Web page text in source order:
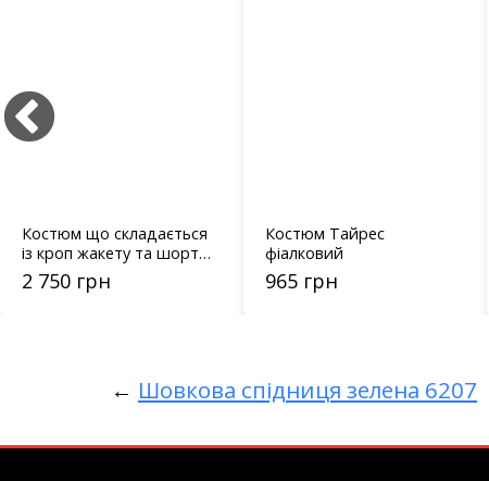
Костюм Тайрес
фіалковий
965 грн
Вишиванка жіноча з
широкими рукавами -
5670
970 грн
← Шовкова спідниця зелена 6207